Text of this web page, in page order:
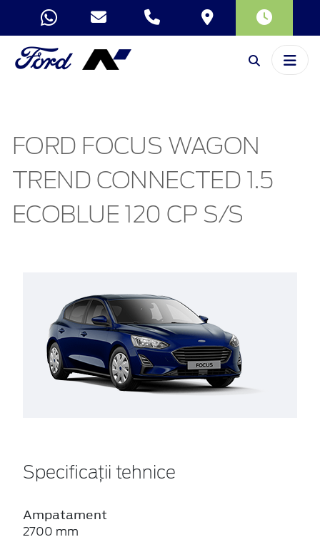
FORD FOCUS WAGON
TREND CONNECTED 1.5
ECOBLUE 120 CP S/S
Specificații tehnice
Ampatament
2700 mm